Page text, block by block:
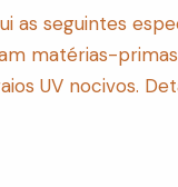
as seguintes
matérias-
UV nocivos.